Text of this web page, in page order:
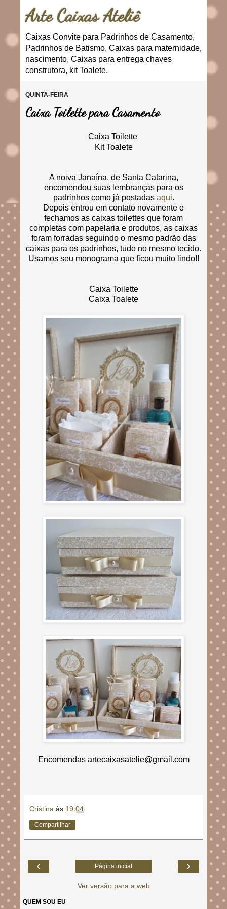
Arte Caixas Ateliê
Caixas Convite para Padrinhos de Casamento,
Padrinhos de Batismo, Caixas para maternidade,
nascimento, Caixas para entrega chaves
construtora, kit Toalete.
QUINTA-FEIRA
Caixa Toilette para Casamento
Caixa Toilette
Kit Toalete
A noiva Janaína, de Santa Catarina,
encomendou suas lembranças para os
padrinhos como já postadas aqui.
Depois entrou em contato novamente e
fechamos as caixas toilettes que foram
completas com papelaria e produtos, as caixas
foram forradas seguindo o mesmo padrão das
caixas para os padrinhos, tudo no mesmo tecido.
Usamos seu monograma que ficou muito lindo!!
Caixa Toilette
Caixa Toalete
Encomendas artecaixasatelie@gmail.com
Cristina às 19:04
Compartilhar
‹ ›
Página inicial
Ver versão para a web
QUEM SOU EU